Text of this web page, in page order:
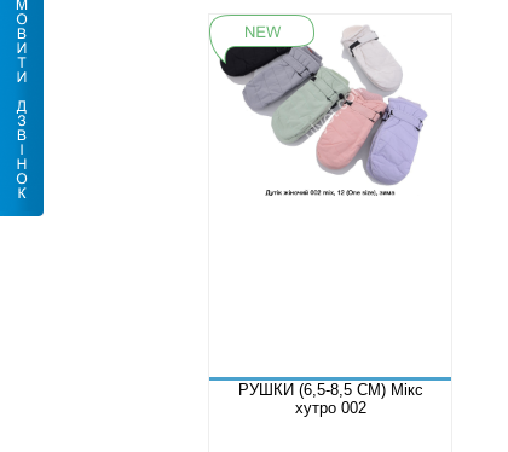
РУШКИ (6,5-8,5 СМ) Мікс
хутро 002